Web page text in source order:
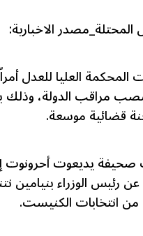
الاخبارية:
العليا للعدل
مراقب الدولة، وذلك
قضائية موسعة.
صحيفة يديعوت أحرونوت
عن رئيس الوزراء بنيامين
من انتخابات الكنيست.